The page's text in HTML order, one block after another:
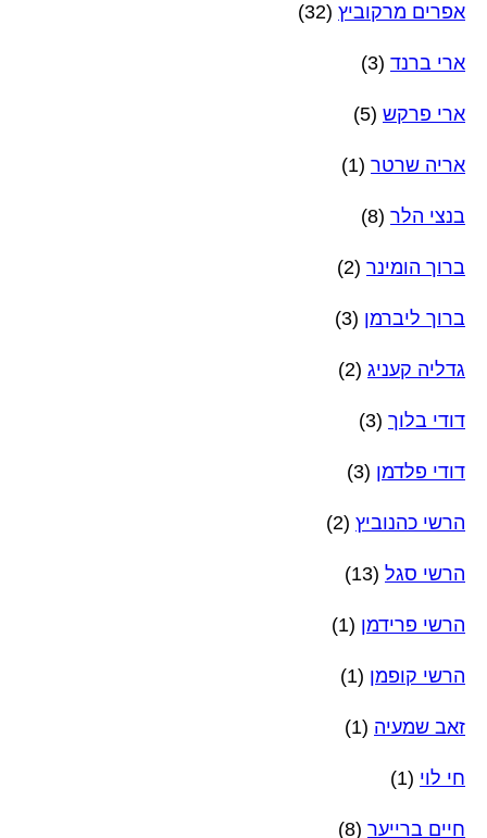
אפרים מרקוביץ (32)
ארי ברנד (3)
ארי פרקש (5)
אריה שרטר (1)
בנצי הלר (8)
ברוך הומינר (2)
ברוך ליברמן (3)
גדליה קעניג (2)
דודי בלוך (3)
דודי פלדמן (3)
הרשי כהנוביץ (2)
הרשי סגל (13)
הרשי פרידמן (1)
הרשי קופמן (1)
זאב שמעיה (1)
חי לוי (1)
חיים ברייער (8)